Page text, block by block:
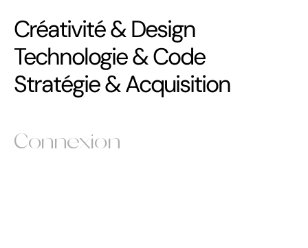
Créativité & Design
Technologie & Code
Stratégie & Acquisition
Connexion